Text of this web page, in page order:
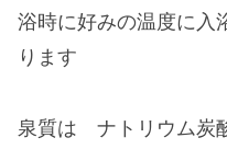
浴時に好みの温度に入
ります
泉質は ナトリウム炭